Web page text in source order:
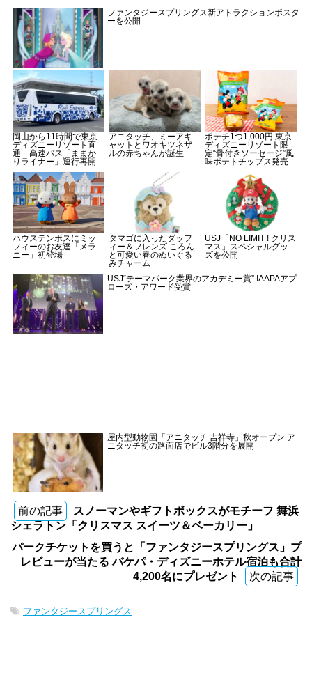
ファンタジースプリングス新アトラクションポスタ
ーを公開
岡山から11時間で東京
ディズニーリゾート直
通 高速バス「ままか
りライナー」運行再開
アニタッチ、ミーアキ
ャットとワオキツネザ
ルの赤ちゃんが誕生
ポテチ1つ1,000円 東京
ディズニーリゾート限
定“骨付きソーセージ”風
味ポテトチップス発売
ハウステンボスにミッ
フィーのお友達「メラ
ニー」初登場
タマゴに入ったダッフ
ィー＆フレンズ ころん
と可愛い春のぬいぐる
みチャーム
USJ「NO LIMIT ! クリス
マス」スペシャルグッ
ズを公開
USJ“テーマパーク業界のアカデミー賞” IAAPAアプ
ローズ・アワード受賞
屋内型動物園「アニタッチ 吉祥寺」秋オープン ア
ニタッチ初の路面店でビル3階分を展開
前の記事
スノーマンやギフトボックスがモチーフ 舞浜
シェラトン「クリスマス スイーツ＆ベーカリー」
パークチケットを買うと「ファンタジースプリングス」プ
レビューが当たる バケパ・ディズニーホテル宿泊も合計
4,200名にプレゼント
次の記事
-ファンタジースプリングス